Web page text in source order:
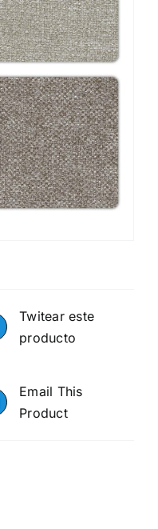
Twitear este
producto
Email This
Product